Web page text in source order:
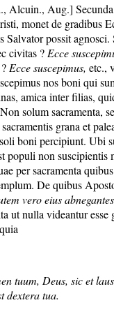
Alcuin., Aug.]
monet de gradibus
Salvator possit
civitas ? Ecce
Ecce suscepimus, etc.,
nos boni qui
amica inter filias,
Non solum sacramenta,
grana et
boni percipiunt. Ubi
populi non suscipientis
per sacramenta
De quibus
vero eius abnegantes
ut nulla videantur esse
tuum, Deus, sic et
dextera tua.